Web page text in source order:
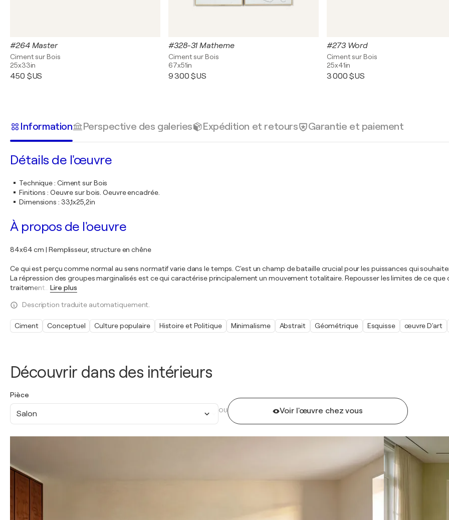
Découvrir dans des intérieurs
Pièce
Salon OU Voir l'œuvre chez vous
#264 Master
Ciment sur Bois
25x33in
450 $US
#328-31 Matheme
Ciment sur Bois
67x51in
9 300 $US
#273 Word
Ciment sur Bois
25x41in
3 000 $US
Information Perspective des galeries Expédition et retours Garantie et paiement
Détails de l'œuvre
Technique: Ciment sur Bois
Finitions : Oeuvre sur bois. Oeuvre encadrée.
Dimensions : 33,1x25,2in
À propos de l'oeuvre
84x64 cm | Remplisseur, structure en chêne
Ce qui est perçu comme normal au sens normatif varie dans le temps. C'est un champ de bataille crucial pour les puissances qui
La répression des groupes marginalisés est ce qui caractérise principalement un mouvement totalitaire. Repousser les limites de ce
traitement
Lire plus
Description traduite automatiquement.
Ciment Conceptuel Culture populaire Histoire et Politique Minimalisme Abstrait Géométrique Esquisse œuvre D'art